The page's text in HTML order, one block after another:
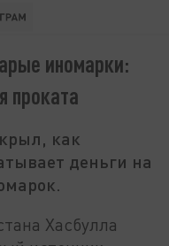
иномарки:
проката
как
деньги на
Хасбулла